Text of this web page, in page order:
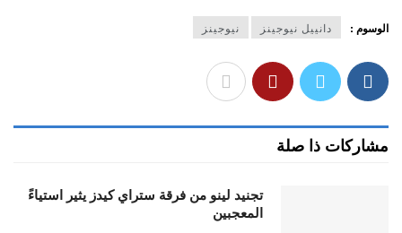
الوسوم : دانييل نيوجينز نيوجينز
مشاركات ذا صلة
تجنيد لينو من فرقة ستراي كيدز يثير استياءً
المعجبين